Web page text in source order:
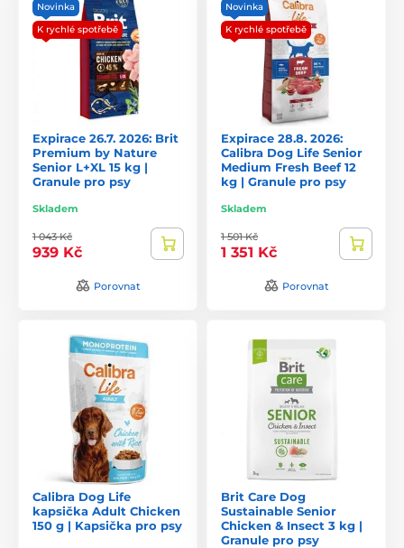
Novinka
K rychlé spotřebě
Expirace 26.7. 2026: Brit
Premium by Nature
Senior L+XL 15 kg |
Granule pro psy
Skladem
1 043 Kč
939 Kč
Porovnat
Novinka
K rychlé spotřebě
Expirace 28.8. 2026:
Calibra Dog Life Senior
Medium Fresh Beef 12
kg | Granule pro psy
Skladem
1 501 Kč
1 351 Kč
Porovnat
Calibra Dog Life
kapsička Adult Chicken
150 g | Kapsička pro psy
Brit Care Dog
Sustainable Senior
Chicken & Insect 3 kg |
Granule pro psy